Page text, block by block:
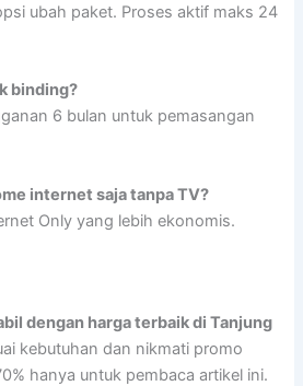
ubah paket. Proses aktif maks 24
binding?
6 bulan untuk pemasangan
internet saja tanpa TV?
Only yang lebih ekonomis.
dengan harga terbaik di Tanjung
kebutuhan dan nikmati promo
hanya untuk pembaca artikel ini.